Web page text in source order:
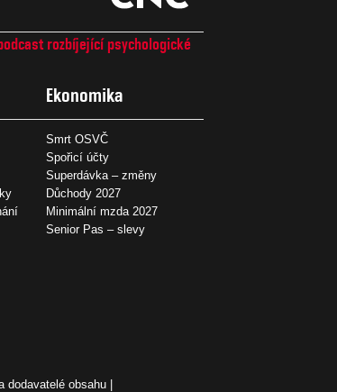
rozbíjející psychologické
Ekonomika
Smrt OSVČ
Spořicí účty
Superdávka – změny
Důchody 2027
Minimální mzda 2027
Senior Pas – slevy
dodavatelé obsahu